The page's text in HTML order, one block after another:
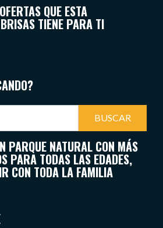
QUE ESTA
TIENE PARA TI
PARQUE NATURAL CON MÁS
PARA TODAS LAS EDADES,
CON TODA LA FAMILIA